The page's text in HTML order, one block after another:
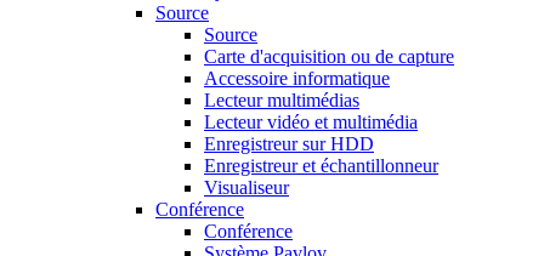
Source
Source
Carte d'acquisition ou de capture
Accessoire informatique
Lecteur multimédias
Lecteur vidéo et multimédia
Enregistreur sur HDD
Enregistreur et échantillonneur
Visualiseur
Conférence
Conférence